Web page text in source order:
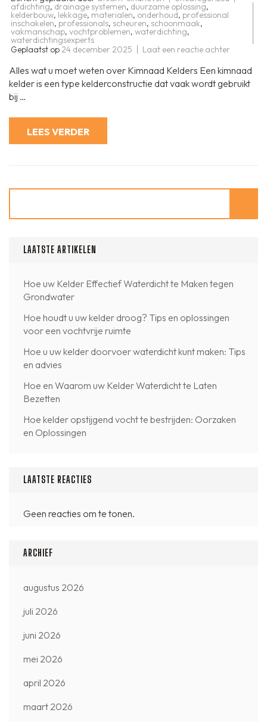
afdichting, drainage systemen, duurzame oplossing,
kelderbouw, lekkage, materialen, onderhoud, professional
inschakelen, professionals, scheuren, schoonmaak,
vakmanschap, vochtproblemen, waterdichting,
waterdichtingsexperts
Geplaatst op 24 december 2025 Laat een reactie achter
de
van
Alles wat u moet weten over Kimnaad Kelders Een kimnaad
kelder is een type kelderconstructie dat vaak wordt gebruikt
bij …
LEES VERDER
LAATSTE ARTIKELEN
Hoe uw Kelder Effectief Waterdicht te Maken tegen
Grondwater
Hoe houdt u uw kelder droog? Tips en oplossingen
voor een vochtvrije ruimte
Hoe u uw kelder doorvoer waterdicht kunt maken: Tips
en advies
Hoe en Waarom uw Kelder Waterdicht te Laten
Bezetten
Hoe kelder opstijgend vocht te bestrijden: Oorzaken
en Oplossingen
LAATSTE REACTIES
Geen reacties om te tonen.
ARCHIEF
augustus 2026
juli 2026
juni 2026
mei 2026
april 2026
maart 2026